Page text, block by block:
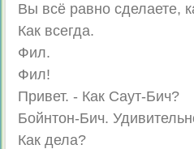
Вы всё равно сделаете,
Как всегда.
Фил.
Фил!
Привет. - Как Саут-Бич?
Бойнтон-Бич.
Как дела?